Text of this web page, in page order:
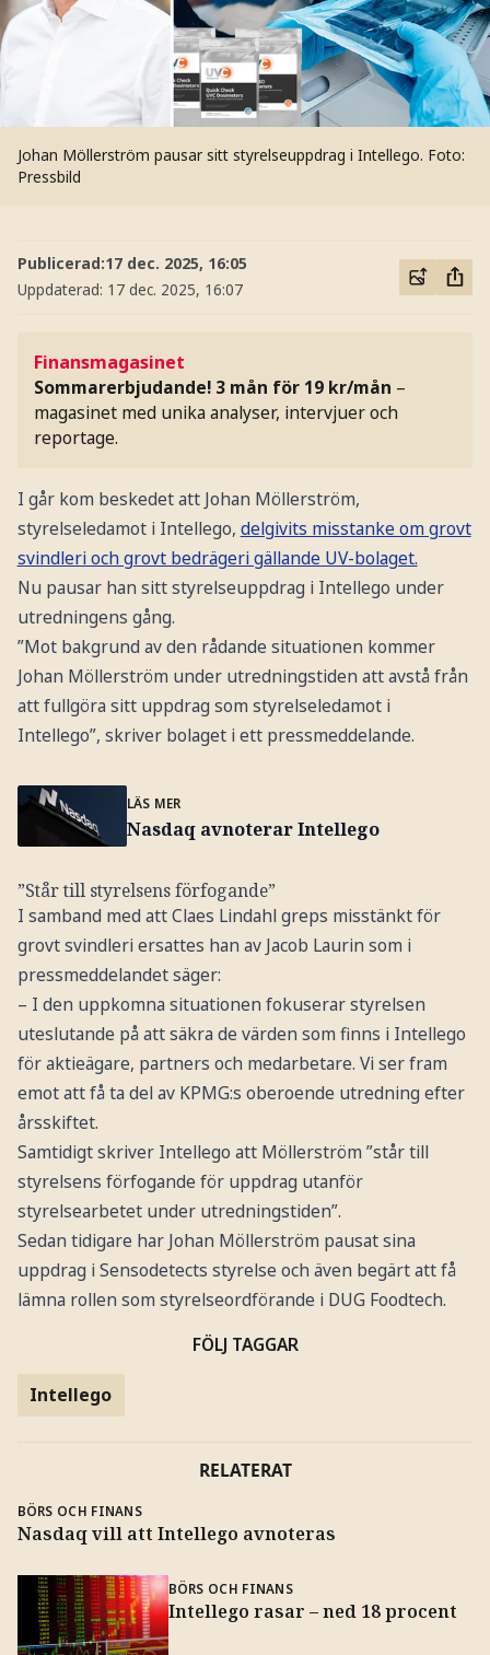
Johan Möllerström pausar sitt styrelseuppdrag i Intellego. Foto:
Pressbild
Publicerad:17 dec. 2025, 16:05
Uppdaterad: 17 dec. 2025, 16:07
Finansmagasinet
Sommarerbjudande! 3 mån för 19 kr/mån –
magasinet med unika analyser, intervjuer och
reportage.
I går kom beskedet att Johan Möllerström,
styrelseledamot i Intellego, delgivits misstanke om grovt
svindleri och grovt bedrägeri gällande UV-bolaget.
Nu pausar han sitt styrelseuppdrag i Intellego under
utredningens gång.
”Mot bakgrund av den rådande situationen kommer
Johan Möllerström under utredningstiden att avstå från
att fullgöra sitt uppdrag som styrelseledamot i
Intellego”, skriver bolaget i ett pressmeddelande.
LÄS MER
Nasdaq avnoterar Intellego
”Står till styrelsens förfogande”
I samband med att Claes Lindahl greps misstänkt för
grovt svindleri ersattes han av Jacob Laurin som i
pressmeddelandet säger:
– I den uppkomna situationen fokuserar styrelsen
uteslutande på att säkra de värden som finns i Intellego
för aktieägare, partners och medarbetare. Vi ser fram
emot att få ta del av KPMG:s oberoende utredning efter
årsskiftet.
Samtidigt skriver Intellego att Möllerström ”står till
styrelsens förfogande för uppdrag utanför
styrelsearbetet under utredningstiden”.
Sedan tidigare har Johan Möllerström pausat sina
uppdrag i Sensodetects styrelse och även begärt att få
lämna rollen som styrelseordförande i DUG Foodtech.
FÖLJ TAGGAR
Intellego
RELATERAT
BÖRS OCH FINANS
Nasdaq vill att Intellego avnoteras
BÖRS OCH FINANS
Intellego rasar – ned 18 procent